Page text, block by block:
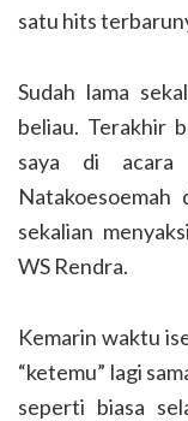
satu hits
Sudah lama
beliau. Terakhir
saya di acara
sekalian
WS Rendra.
Kemarin waktu
“ketemu” lagi
seperti biasa